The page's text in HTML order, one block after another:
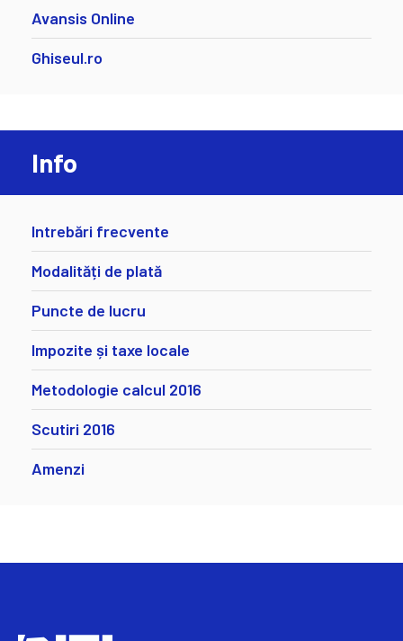
Avansis Online
Ghiseul.ro
Info
Intrebări frecvente
Modalități de plată
Puncte de lucru
Impozite și taxe locale
Metodologie calcul 2016
Scutiri 2016
Amenzi